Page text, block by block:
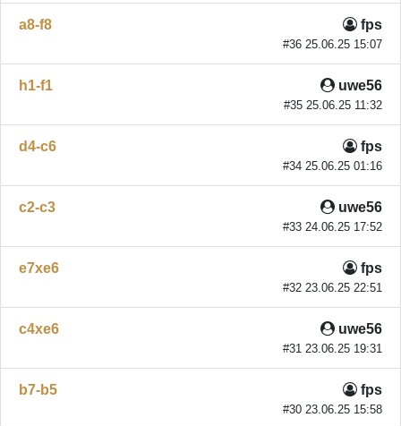
fps
#36 25.06.25 15:07
a8-f8
uwe56
#35 25.06.25 11:32
h1-f1
fps
#34 25.06.25 01:16
d4-c6
uwe56
#33 24.06.25 17:52
c2-c3
fps
#32 23.06.25 22:51
e7xe6
uwe56
#31 23.06.25 19:31
c4xe6
fps
#30 23.06.25 15:58
b7-b5